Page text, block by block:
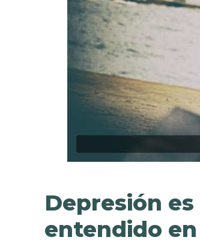
Depresión
entendido